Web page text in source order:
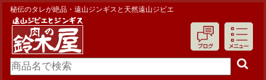
秘伝のタレが絶品・遠山ジンギスと天然遠山ジビエ